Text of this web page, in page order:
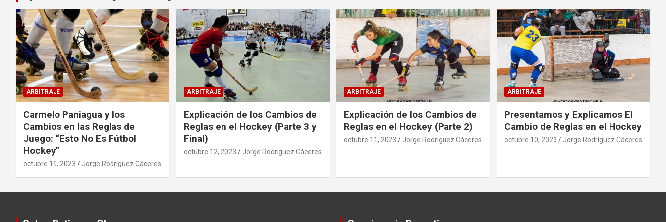
ARBITRAJE
Carmelo Paniagua y los
Cambios en las Reglas de
Juego: “Esto No Es Fútbol
Hockey”
octubre 19, 2023 Jorge Rodríguez Cáceres
ARBITRAJE
Explicación de los Cambios de
Reglas en el Hockey (Parte 3 y
Final)
octubre 12, 2023 Jorge Rodríguez Cáceres
ARBITRAJE
Explicación de los Cambios de
Reglas en el Hockey (Parte 2)
octubre 11, 2023 Jorge Rodríguez Cáceres
ARBITRAJE
Presentamos y Explicamos El
Cambio de Reglas en el Hockey
octubre 10, 2023 Jorge Rodríguez Cáceres